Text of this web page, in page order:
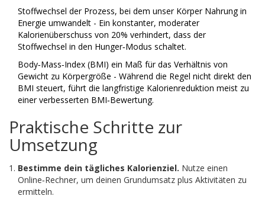
Stoffwechsel der Prozess, bei dem unser Körper Nahrung in
Energie umwandelt - Ein konstanter, moderater
Kalorienüberschuss von 20% verhindert, dass der
Stoffwechsel in den Hunger‑Modus schaltet.
Body‑Mass‑Index (BMI) ein Maß für das Verhältnis von
Gewicht zu Körpergröße - Während die Regel nicht direkt den
BMI steuert, führt die langfristige Kalorienreduktion meist zu
einer verbesserten BMI‑Bewertung.
Praktische Schritte zur
Umsetzung
Bestimme dein tägliches Kalorienziel. Nutze einen
Online‑Rechner, um deinen Grundumsatz plus Aktivitäten zu
ermitteln.